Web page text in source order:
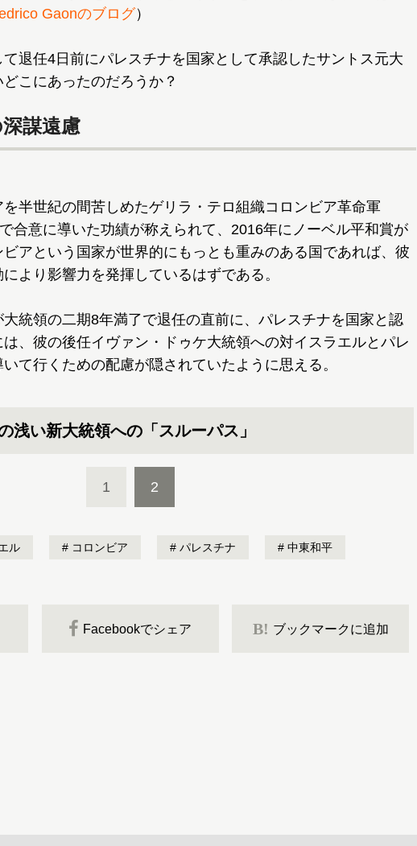
Gaonのブログ）
退任4日前にパレスチナを国家として承認したサントス元大
こにあったのだろうか？
謀遠慮
半世紀の間苦しめたゲリラ・テロ組織コロンビア革命軍
合意に導いた功績が称えられて、2016年にノーベル平和賞が
アという国家が世界的にもっとも重みのある国であれば、彼
より影響力を発揮しているはずである。
統領の二期8年満了で退任の直前に、パレスチナを国家と認
、彼の後任イヴァン・ドゥケ大統領への対イスラエルとパレ
て行くための配慮が隠されていたように思える。
浅い新大統領への「スルーパス」
1 2
ル コロンビア パレスチナ 中東和平
Facebookでシェア B! ブックマークに追加